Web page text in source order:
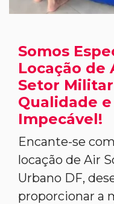
Somos
Locação de
Setor
Qualidade
Impecável!
Encante-se
locação de Air
Urbano DF,
proporcionar a